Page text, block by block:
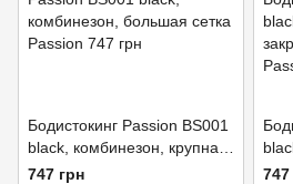
Бодистокинг Passion BS001
black, комбинезон, крупная
сетка
747 грн 747